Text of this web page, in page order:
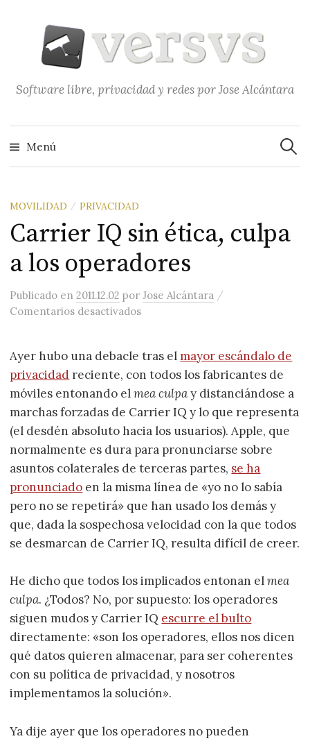
contenido
Software libre, privacidad y redes por Jose Alcántara
Menú
MOVILIDAD / PRIVACIDAD
Carrier IQ sin ética, culpa
a los operadores
Publicado en2011.12.02 porJose Alcántara /
Comentarios desactivadosen Carrier IQ sin ética, culpa a
Ayer hubo una debacle tras elmayor escándalo de
privacidad reciente, con todos los fabricantes de
móviles entonando elmea culpay distanciándose a
marchas forzadas de Carrier IQ y lo que representa
(el desdén absoluto hacia los usuarios). Apple, que
normalmente es dura para pronunciarse sobre
asuntos colaterales de terceras partes, se ha
pronunciado en la misma línea de «yo no lo sabía
pero no se repetirá» que han usado los demás y
que, dada la sospechosa velocidad con la que todos
se desmarcan de Carrier IQ, resulta difícil de creer.
He dicho que todos los implicados entonan elmea
culpa. ¿Todos? No, por supuesto: los operadores
siguen mudos y Carrier IQ escurre el bulto
directamente: «son los operadores, ellos nos dicen
qué datos quieren almacenar, para ser coherentes
con su política de privacidad, y nosotros
implementamos la solución».
Ya dije ayer que los operadores no pueden